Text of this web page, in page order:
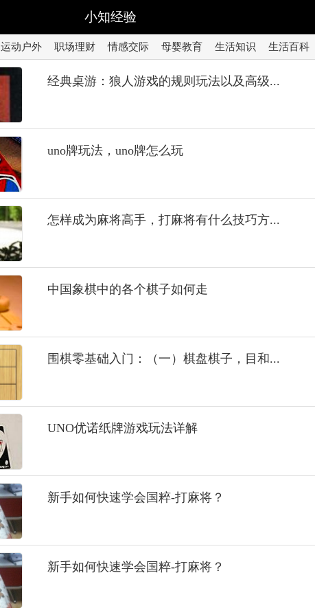
小知经验
运动户外 职场理财 情感交际 母婴教育 生活知识 生活百科
经典桌游：狼人游戏的规则玩法以及高级...
uno牌玩法，uno牌怎么玩
怎样成为麻将高手，打麻将有什么技巧方...
中国象棋中的各个棋子如何走
围棋零基础入门：（一）棋盘棋子，目和...
UNO优诺纸牌游戏玩法详解
新手如何快速学会国粹-打麻将？
新手如何快速学会国粹-打麻将？